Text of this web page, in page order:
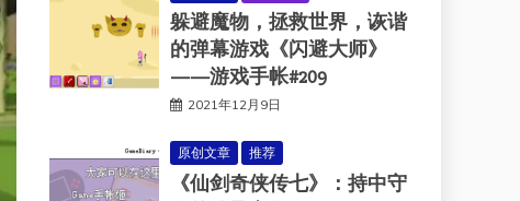
躲避魔物，拯救世界，诙谐
的弹幕游戏《闪避大师》
——游戏手帐#209
2021年12月9日
原创文章 推荐
《仙剑奇侠传七》：持中守